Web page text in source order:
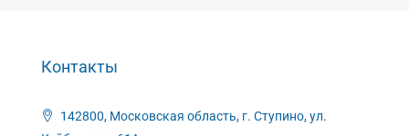
Контакты
142800, Московская область, г. Ступино, ул.